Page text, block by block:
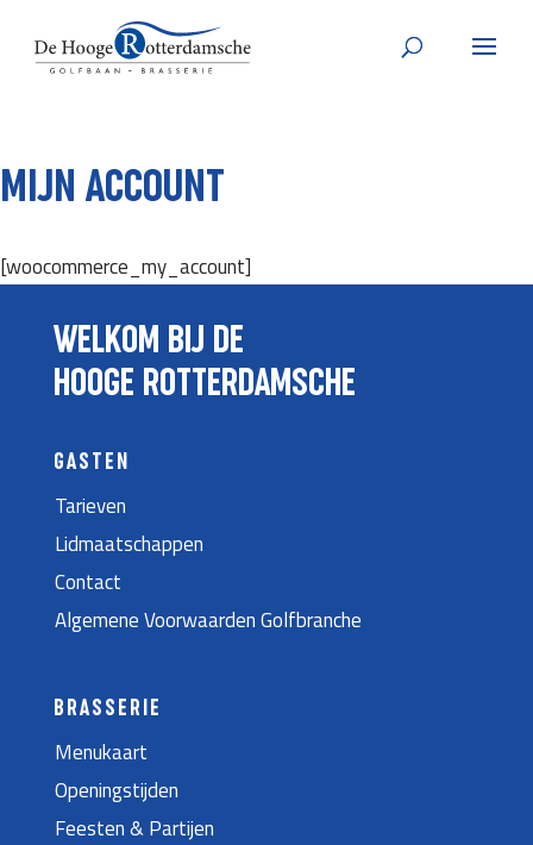
MIJN ACCOUNT
[woocommerce_my_account]
WELKOM BIJ DE
HOOGE ROTTERDAMSCHE
GASTEN
Tarieven
Lidmaatschappen
Contact
Algemene Voorwaarden Golfbranche
BRASSERIE
Menukaart
Openingstijden
Feesten & Partijen